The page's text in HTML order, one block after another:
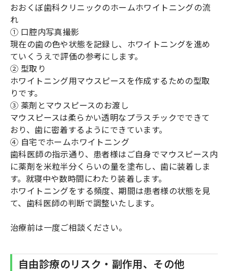
おおくぼ歯科クリニックのホームホワイトニングの流
れ
① 口腔内写真撮影
現在の歯の色や状態を記録し、ホワイトニングを進め
ていくうえで評価の参考にします。
② 型取り
ホワイトニング用マウスピースを作成するための型取
りです。
③ 薬剤とマウスピースのお渡し
マウスピースは柔らかい透明なプラスチックでできて
おり、歯に密着するようにできています。
④ 自宅でホームホワイトニング
歯科医師の指示通り、患者様はご自身でマウスピース内
に薬剤を米粒半分くらいの量を塗布し、歯に装着しま
す。就寝中や数時間にわたり装着します。
ホワイトニングをする頻度、期間は患者様の状態を見
て、歯科医師の判断で調整いたします。
治療前は一度ご相談ください。
自由診療のリスク・副作用、その他